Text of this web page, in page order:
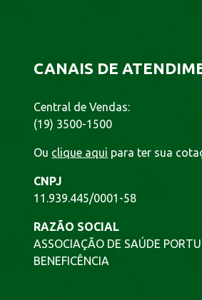
CANAIS DE
Central de Vendas:
(19) 3500-1500
Ou clique aqui para ter sua
CNPJ
11.939.445/0001-58
RAZÃO SOCIAL
ASSOCIAÇÃO DE SAÚDE
BENEFICÊNCIA